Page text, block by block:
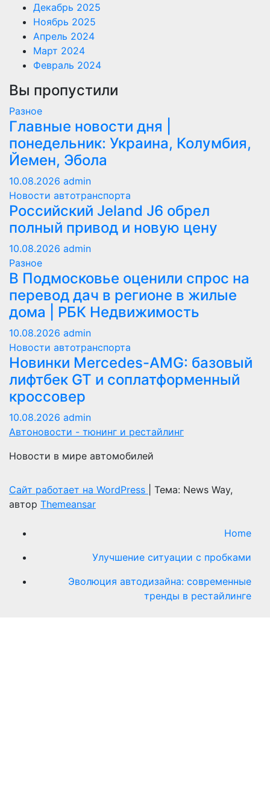
Декабрь 2025
Ноябрь 2025
Апрель 2024
Март 2024
Февраль 2024
Вы пропустили
Разное
Главные новости дня |
понедельник: Украина, Колумбия,
Йемен, Эбола
10.08.2026 admin
Новости автотранспорта
Российский Jeland J6 обрел
полный привод и новую цену
10.08.2026 admin
Разное
В Подмосковье оценили спрос на
перевод дач в регионе в жилые
дома | РБК Недвижимость
10.08.2026 admin
Новости автотранспорта
Новинки Mercedes-AMG: базовый
лифтбек GT и соплатформенный
кроссовер
10.08.2026 admin
Автоновости - тюнинг и рестайлинг
Новости в мире автомобилей
Сайт работает на WordPress
Тема: News Way,
автор Themeansar
Home
Улучшение ситуации с пробками
Эволюция автодизайна: современные
тренды в рестайлинге